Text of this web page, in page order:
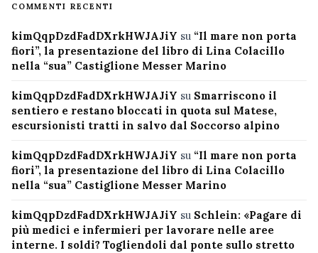
COMMENTI RECENTI
kimQqpDzdFadDXrkHWJAJiY su “Il mare non porta
fiori”, la presentazione del libro di Lina Colacillo
nella “sua” Castiglione Messer Marino
kimQqpDzdFadDXrkHWJAJiY su Smarriscono il
sentiero e restano bloccati in quota sul Matese,
escursionisti tratti in salvo dal Soccorso alpino
kimQqpDzdFadDXrkHWJAJiY su “Il mare non porta
fiori”, la presentazione del libro di Lina Colacillo
nella “sua” Castiglione Messer Marino
kimQqpDzdFadDXrkHWJAJiY su Schlein: «Pagare di
più medici e infermieri per lavorare nelle aree
interne. I soldi? Togliendoli dal ponte sullo stretto